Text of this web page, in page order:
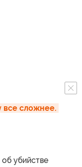
все сложнее.
убийстве